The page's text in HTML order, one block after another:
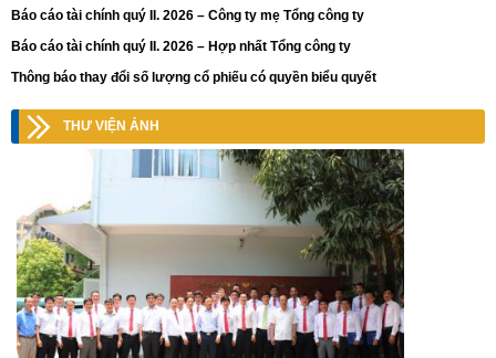
Báo cáo tài chính quý II. 2026 – Công ty mẹ Tổng công ty
Báo cáo tài chính quý II. 2026 – Hợp nhất Tổng công ty
Thông báo thay đổi số lượng cổ phiếu có quyền biểu quyết
THƯ VIỆN ẢNH